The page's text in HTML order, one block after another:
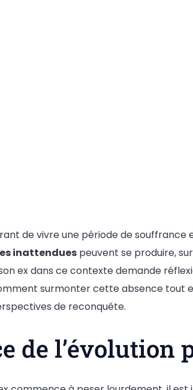
de vivre une période de souffrance
inattendues peuvent se produire,
ex dans ce contexte demande
surmonter cette absence tout
de reconquête.
de l’évolution